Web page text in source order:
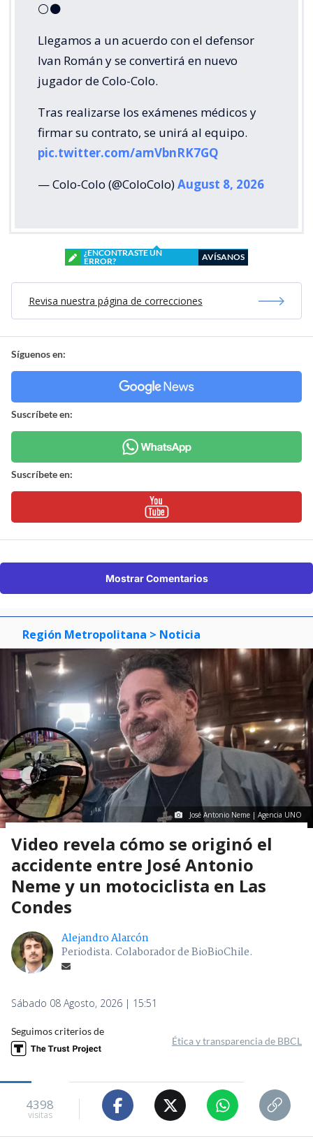
⚪⚫
Llegamos a un acuerdo con el defensor
Ivan Román y se convertirá en nuevo
jugador de Colo-Colo.
Tras realizarse los exámenes médicos y
firmar su contrato, se unirá al equipo.
pic.twitter.com/amVbnRK7GQ
— Colo-Colo (@ColoColo)August 8, 2026
¿ENCONTRASTE UN
ERROR?
AVÍSANOS
Revisa nuestra página de correcciones
Síguenos en:
Suscríbete en:
Suscríbete en:
Mostrar Comentarios
Región Metropolitana > Noticia
José Antonio Neme | Agencia UNO
Video revela cómo se originó el
accidente entre José Antonio
Neme y un motociclista en Las
Condes
Alejandro Alarcón
Periodista. Colaborador de BioBioChile.
Sábado 08 Agosto, 2026 | 15:51
Seguimos criterios de
Ética y transparencia de BBCL
4398
visitas